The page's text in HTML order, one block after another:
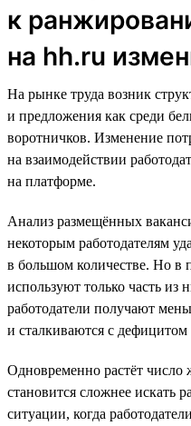
к
на hh.ru
На рынке труда возник
и предложения как среди
воротничков. Изменение
на взаимодействии
на платформе.
Анализ размещённых
некоторым работодателям
в большом количестве. Но в
используют только часть из
работодатели получают
и сталкиваются с дефицитом
Одновременно растёт число
становится сложнее искать
ситуации, когда